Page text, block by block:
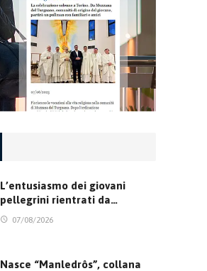
L’entusiasmo dei giovani
pellegrini rientrati da…
07/08/2026
Nasce “Manledrôs”, collana